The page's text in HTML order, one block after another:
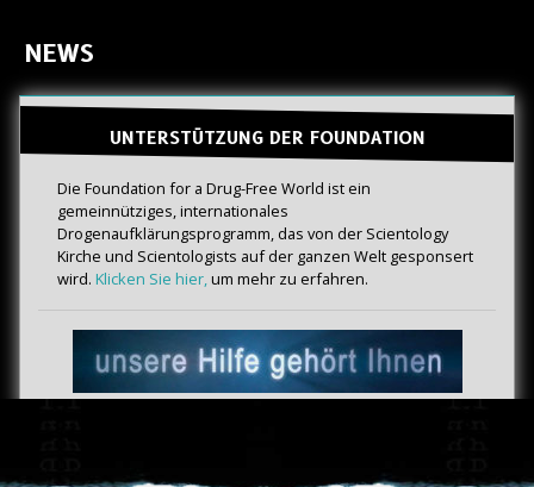
NEWS
UNTERSTÜTZUNG DER FOUNDATION
Die Foundation for a Drug-Free World ist ein
gemeinnütziges, internationales
Drogenaufklärungsprogramm, das von der Scientology
Kirche und Scientologists auf der ganzen Welt gesponsert
wird. Klicken Sie hier,um mehr zu erfahren.